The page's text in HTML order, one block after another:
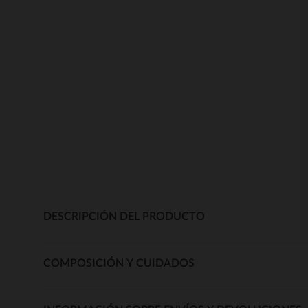
DESCRIPCIÓN DEL PRODUCTO
COMPOSICIÓN Y CUIDADOS